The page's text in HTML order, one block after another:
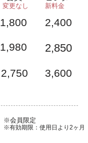
新料金
変更なし
1,800 2,400
1,980 2,850
2,750 3,600
※会員限定
※有効期限：使用日より2ヶ月